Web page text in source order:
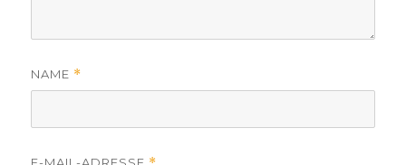
NAME *